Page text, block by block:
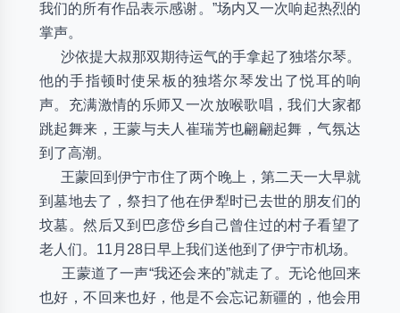
我们的所有作品表示感谢。”场内又一次响起热烈的
掌声。
沙依提大叔那双期待运气的手拿起了独塔尔琴。
他的手指顿时使呆板的独塔尔琴发出了悦耳的响
声。充满激情的乐师又一次放喉歌唱，我们大家都
跳起舞来，王蒙与夫人崔瑞芳也翩翩起舞，气氛达
到了高潮。
王蒙回到伊宁市住了两个晚上，第二天一大早就
到墓地去了，祭扫了他在伊犁时已去世的朋友们的
坟墓。然后又到巴彦岱乡自己曾住过的村子看望了
老人们。11月28日早上我们送他到了伊宁市机场。
王蒙道了一声“我还会来的”就走了。无论他回来
也好，不回来也好，他是不会忘记新疆的，他会用